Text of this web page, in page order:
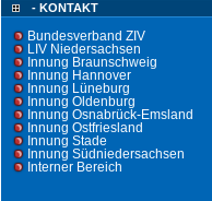
- KONTAKT
Bundesverband ZIV
LIV Niedersachsen
Innung Braunschweig
Innung Hannover
Innung Lüneburg
Innung Oldenburg
Innung Osnabrück-Emsland
Innung Ostfriesland
Innung Stade
Innung Südniedersachsen
Interner Bereich